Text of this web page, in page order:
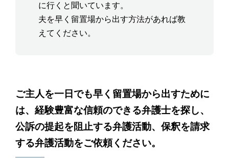
に行くと聞いています。
夫を早く留置場から出す方法があれば教
えてください。
ご主人を一日でも早く留置場から出すために
は、経験豊富な信頼のできる弁護士を探し、
公訴の提起を阻止する弁護活動、保釈を請求
する弁護活動をご依頼ください。